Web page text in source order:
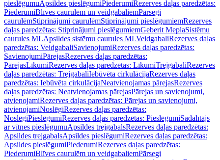
pieslēgumuApsildes pieslēgumiPiederumiRezerves daļas paredzētas:
PiederumiBlīves caurulēm un veidgabaliemPārsegi
caurulēmStiprinājumi caurulēmStiprinājumi pieslēgumiemRezerves
daļas paredzētas: Stiprinājumi pieslēgumiemGeberit MeplaSistēmu
caurules MLApsildes sistēmu caurules MLVeidgabaliRezerves daļas
paredzētas: VeidgabaliSavienojumiRezerves daļas paredzētas:
SavienojumiPārejasRezerves daļas paredzētas:
PārejasLīkumiRezerves daļas paredzētas: LīkumiTrejgabaliRezerves
daļas paredzētas: TrejgabaliIebūvēta cirkulācijaRezerves daļas
paredzētas: Iebūvēta cirkulācijaNeatvienojamas pārejasRezerves
daļas paredzētas: Neatvienojamas pārejasPārejas un savienojumi,
atvienojamiRezerves daļas paredzētas: Pārejas un savienojumi,
atvienojamiNoslēgiRezerves daļas paredzētas:
NoslēgiPieslēgumiRezerves daļas paredzētas: PieslēgumiSadalītājs
ar vītnes pieslēgumuApsildes trejgabalsRezerves daļas paredzētas:
Apsildes trejgabalsApsildes pieslēgumiRezerves daļas paredzētas:
Apsildes pieslēgumiPiederumiRezerves daļas paredzētas:
PiederumiBlīves caurulēm un veidgabaliemPārsegi